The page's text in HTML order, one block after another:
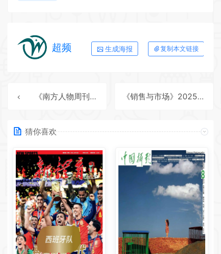
超频 生成海报 复制本文链接
《南方人物周刊》2025年第3期全彩精校PDF杂志下载 《销售与市场》2025年第2期全彩精校PDF杂志下载
猜你喜欢